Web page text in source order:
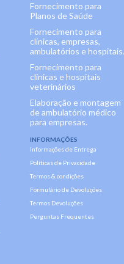
Fornecimento para
Planos de Saúde
Fornecimento para
clínicas, empresas,
ambulatórios e hospitais.
Fornecimento para
clínicas e hospitais
veterinários
Elaboração e montagem
de ambulatório médico
para empresas.
INFORMAÇÕES
Informações de Entrega
Políticas de Privacidade
Termos & condições
Formulário de Devoluções
Termos Devoluções
Perguntas Frequentes